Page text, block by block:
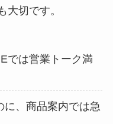
大切です。
では営業トーク満
に、商品案内では急